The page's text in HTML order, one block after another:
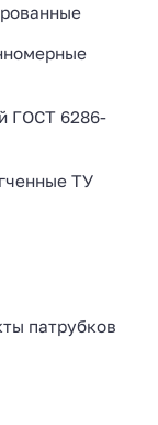
ГОСТ 6286-
ТУ
патрубков